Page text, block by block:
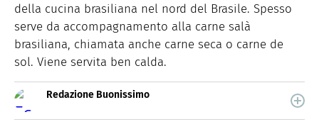
della cucina brasiliana nel nord del Brasile. Spesso
serve da accompagnamento alla carne salà
brasiliana, chiamata anche carne seca o carne de
sol. Viene servita ben calda.
Redazione Buonissimo
quale trovi idee veloci, facili e spiegate passo passo.